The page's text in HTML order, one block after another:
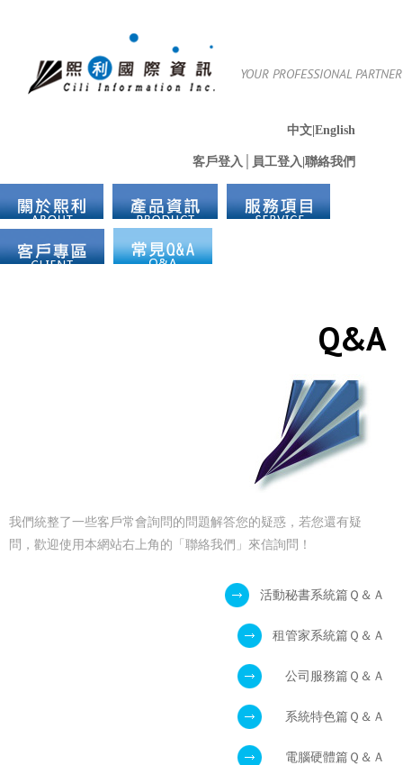
YOUR PROFESSIONAL PARTNER
中文 |English
客戶登入 │員工登入 |聯絡我們
Q&A
我們統整了一些客戶常會詢問的問題解答您的疑惑，若您還有疑
問，歡迎使用本網站右上角的「聯絡我們」來信詢問！
活動秘書系統篇Ｑ＆Ａ
租管家系統篇Ｑ＆Ａ
公司服務篇Ｑ＆Ａ
系統特色篇Ｑ＆Ａ
電腦硬體篇Ｑ＆Ａ